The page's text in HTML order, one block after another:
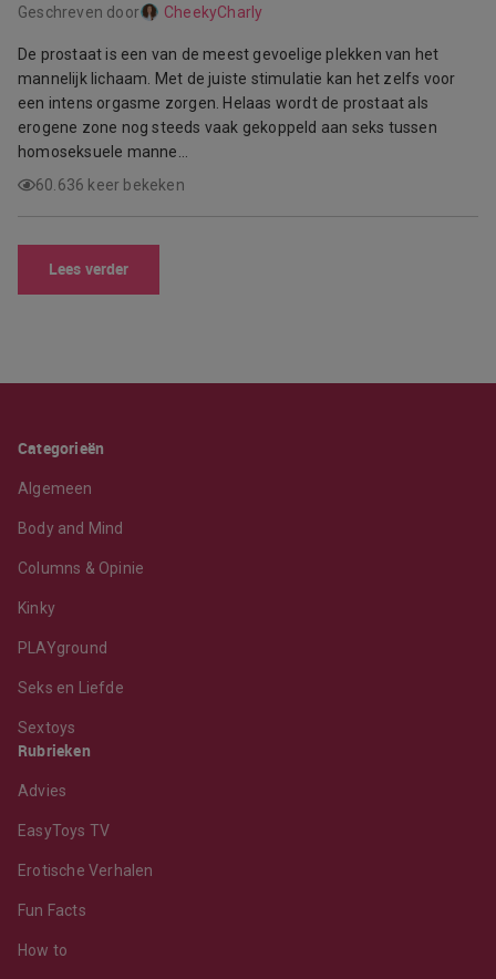
Geschreven door CheekyCharly
De prostaat is een van de meest gevoelige plekken van het
mannelijk lichaam. Met de juiste stimulatie kan het zelfs voor
een intens orgasme zorgen. Helaas wordt de prostaat als
erogene zone nog steeds vaak gekoppeld aan seks tussen
homoseksuele manne…
60.636 keer bekeken
Lees verder
Categorieën
Algemeen
Body and Mind
Columns & Opinie
Kinky
PLAYground
Seks en Liefde
Sextoys
Rubrieken
Advies
EasyToys TV
Erotische Verhalen
Fun Facts
How to